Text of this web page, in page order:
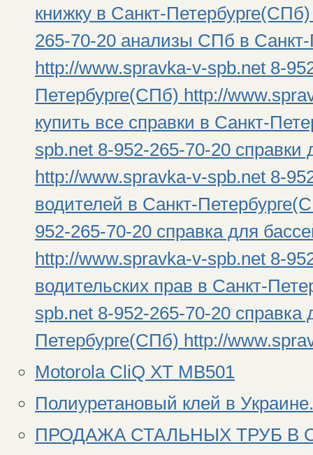
книжку в Санкт-
265-70-20 анализы СПб в
http://www.spravka-v-spb.net 8-
Петербурге(СПб) http://
купить все справки в Санкт-
spb.net 8-952-265-70-20
http://www.spravka-v-spb.net 8-
водителей в Санкт-
952-265-70-20 справка для
http://www.spravka-v-spb.net 8-
водительских прав в Санкт-
spb.net 8-952-265-70-20 справка
Петербурге(СПб) http://
Motorola CliQ XT MB501
Полиуретановый клей в
ПРОДАЖА СТАЛЬНЫХ ТРУБ В